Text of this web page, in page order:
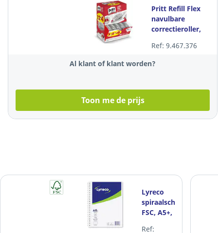
Pritt Refill Flex
navulbare
correctieroller,
value pack 12+4
gratis
Ref: 9.467.376
Al klant of klant worden?
Toon me de prijs
Lyreco
spiraalschrift
FSC, A5+,
Ref: